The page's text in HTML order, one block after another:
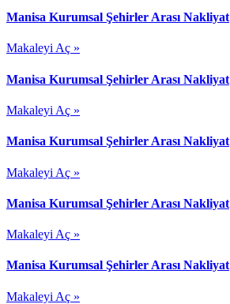
Manisa Kurumsal Şehirler Arası Nakliyat
Makaleyi Aç »
Manisa Kurumsal Şehirler Arası Nakliyat
Makaleyi Aç »
Manisa Kurumsal Şehirler Arası Nakliyat
Makaleyi Aç »
Manisa Kurumsal Şehirler Arası Nakliyat
Makaleyi Aç »
Manisa Kurumsal Şehirler Arası Nakliyat
Makaleyi Aç »